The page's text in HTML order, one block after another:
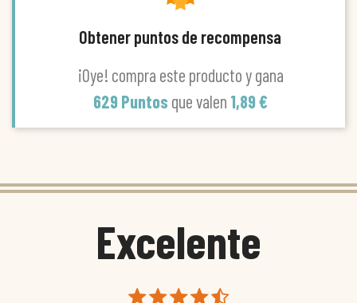
Obtener puntos de recompensa
¡Oye! compra este producto y gana
629 Puntos que valen 1,89 €
Excelente